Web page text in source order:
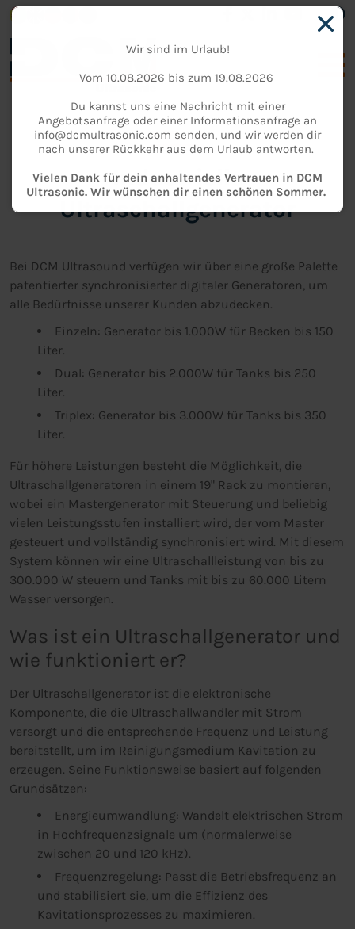
KATALOG
Industrielle
Ultraschallgenerator
Bei DCM Ultrasound verfügen wir über eine große Palette
patentierter synchronisierter digitaler Generatoren, um
alle Bedürfnisse unserer Kunden abzudecken.
Einzeln: Generator bis 1.000W für Becken bis 150
Liter.
Dual: Generator bis 2.000W für Tanks bis 250
Liter.
Triplex: Generator bis 3.000W für Tanks bis 350
Liter.
Für höhere Leistungen besteht die Möglichkeit, die
Ultraschallgeneratoren in einem 19" Rack zu montieren,
wobei ein Mastergenerator mit Steuerung und beliebig
vielen Leistungsstufen installiert wird, der vom Master
gesteuert und vollständig synchronisiert wird. Mit diesem
System können wir eine Ultraschallleistung von bis zu
300.000 W steuern und Tanks mit bis zu 60.000 Litern
Wasser versorgen.
Was ist ein Ultraschallgenerator und
wie funktioniert er?
Der Ultraschallgenerator ist die elektronische
Komponente, die die Ultraschallwandler mit Strom
versorgt und die entsprechende Frequenz und Leistung
bereitstellt, um im Reinigungsmedium Kavitation zu
erzeugen. Seine Funktionsweise basiert auf folgenden
Grundsätzen:
Energieumwandlung: Wandelt elektrischen Strom
in Hochfrequenzsignale um (normalerweise
zwischen 20 und 120 kHz).
Frequenzregelung: Passt die Betriebsfrequenz an
und stabilisiert sie, um die Effizienz des
Kavitationsprozesses zu maximieren.
Wir sind im Urlaub!
Vom 10.08.2026 bis zum 19.08.2026
Du kannst uns eine Nachricht mit einer
Angebotsanfrage oder einer Informationsanfrage an
info@dcmultrasonic.com senden, und wir werden dir
nach unserer Rückkehr aus dem Urlaub antworten.
Vielen Dank für dein anhaltendes Vertrauen in DCM
Ultrasonic. Wir wünschen dir einen schönen Sommer.